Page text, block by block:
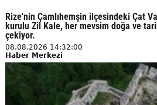
Rize'nin Çamlıhemşin ilçesindeki Çat
kurulu Zil Kale, her mevsim doğa ve
çekiyor.
08.08.2026 14:32:00
Haber Merkezi